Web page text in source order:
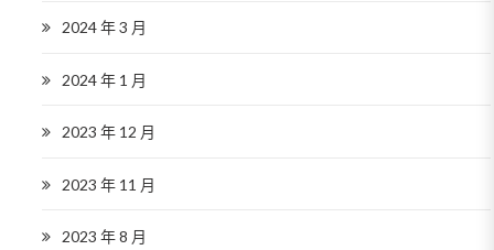
2024 年 3 月
2024 年 1 月
2023 年 12 月
2023 年 11 月
2023 年 8 月